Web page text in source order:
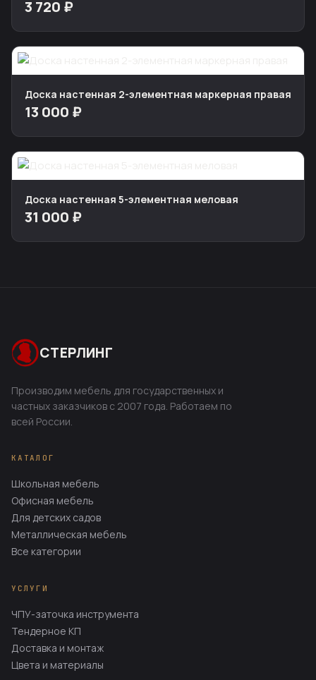
3 720 ₽
Доска настенная 2-элементная маркерная правая
13 000 ₽
Доска настенная 5-элементная меловая
31 000 ₽
СТЕРЛИНГ
Производим мебель для государственных и
частных заказчиков с 2007 года. Работаем по
всей России.
КАТАЛОГ
Школьная мебель
Офисная мебель
Для детских садов
Металлическая мебель
Все категории
УСЛУГИ
ЧПУ-заточка инструмента
Тендерное КП
Доставка и монтаж
Цвета и материалы